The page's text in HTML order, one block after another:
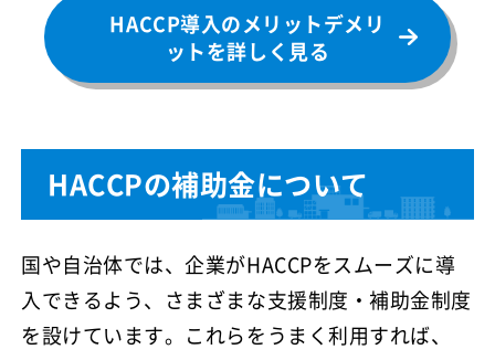
HACCP導入のメリットデメリ
ットを詳しく見る
HACCPの補助金について
国や自治体では、企業がHACCPをスムーズに導
入できるよう、さまざまな支援制度・補助金制度
を設けています。これらをうまく利用すれば、